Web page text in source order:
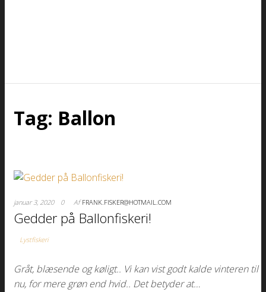
Tag: Ballon
januar 3, 2020 0 Af FRANK.FISKER@HOTMAIL.COM
Gedder på Ballonfiskeri!
Lystfiskeri
Gråt, blæsende og køligt.. Vi kan vist godt kalde vinteren til
nu, for mere grøn end hvid.. Det betyder at…